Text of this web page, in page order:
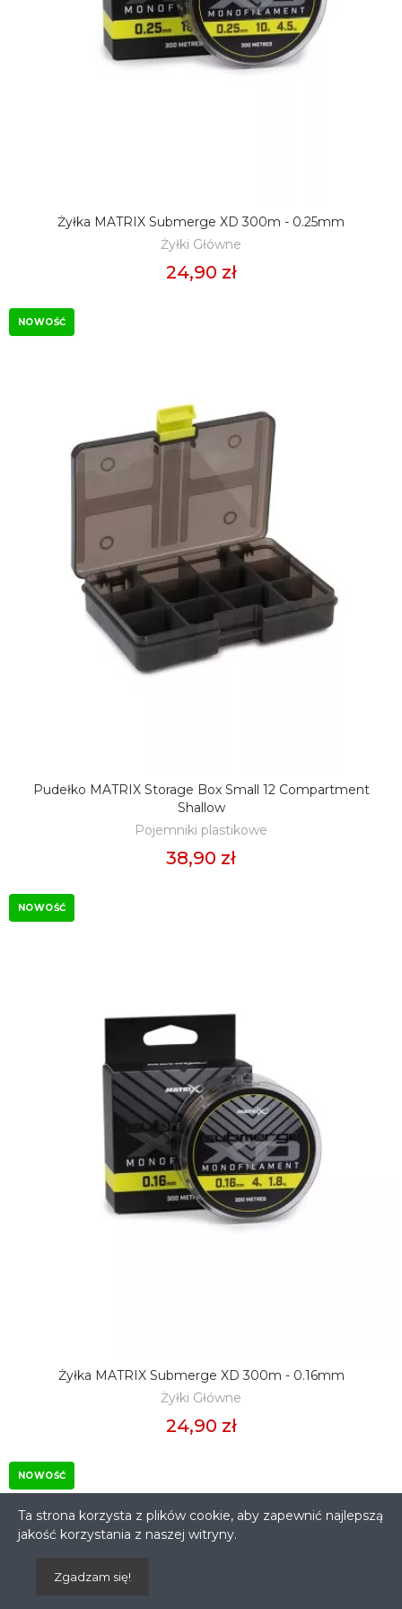
DODAJ DO KOSZYKA
Żyłka MATRIX Submerge XD 300m - 0.25mm
Żyłki Główne
24,90 zł
NOWOŚĆ
DODAJ DO KOSZYKA
Pudełko MATRIX Storage Box Small 12 Compartment
Shallow
Pojemniki plastikowe
38,90 zł
NOWOŚĆ
DODAJ DO KOSZYKA
Żyłka MATRIX Submerge XD 300m - 0.16mm
Żyłki Główne
24,90 zł
NOWOŚĆ
Ta strona korzysta z plików cookie, aby zapewnić najlepszą
jakość korzystania z naszej witryny.
Zgadzam się!